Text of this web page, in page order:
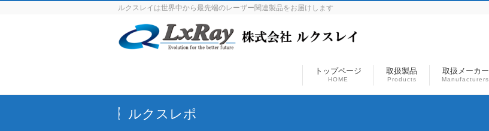
ルクスレイは世界中から最先端のレーザー関連製品をお届けします
トップページ
HOME
取扱製品
Products
取扱メーカー
Manufacturers
ルクスレポ